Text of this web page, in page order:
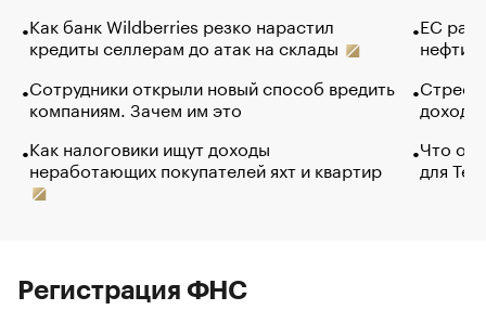
Как банк Wildberries резко нарастил
кредиты селлерам до атак на склады
Сотрудники открыли новый способ вредить
компаниям. Зачем им это
Как налоговики ищут доходы
неработающих покупателей яхт и квартир
ЕС
нефти
Что
для
Регистрация ФНС